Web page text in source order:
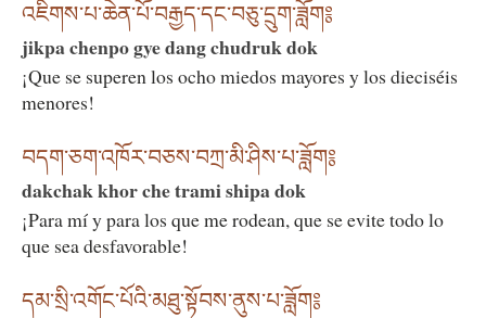
འཇིགས་པ་ཆེན་པོ་བརྒྱད་དང་བཅུ་དྲུག་ཟློག༔
jikpa chenpo gye dang chudruk dok
¡Que se superen los ocho miedos mayores y los dieciséis
menores!
བདག་ཅག་འཁོར་བཅས་བཀྲ་མི་ཤིས་པ་ཟློག༔
dakchak khor che trami shipa dok
¡Para mí y para los que me rodean, que se evite todo lo
que sea desfavorable!
དམ་སྲི་འགོང་པོའི་མཐུ་སྟོབས་ནུས་པ་ཟློག༔